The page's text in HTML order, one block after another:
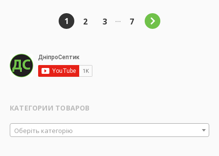
1 2 3 … 7
КАТЕГОРИИ ТОВАРОВ
Оберіть категорію